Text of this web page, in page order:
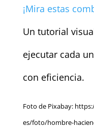
¡Mira estas
Un tutorial
ejecutar cada
con eficiencia.
Foto de Pixabay:
es/foto/hombre-